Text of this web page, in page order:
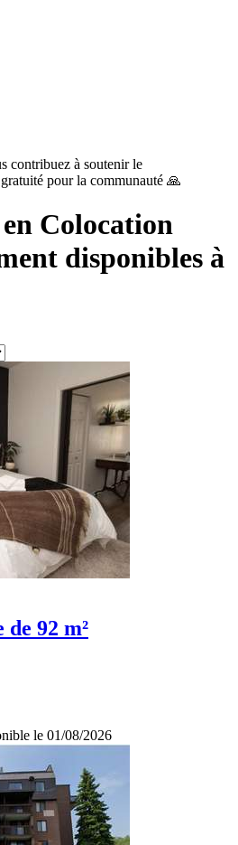
contribuez à soutenir le
pour la communauté 🙏
Colocation
disponibles à
92 m²
le 01/08/2026